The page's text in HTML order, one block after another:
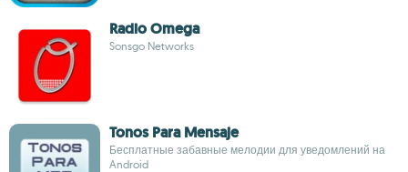
Radio Omega
Sonsgo Networks
Tonos Para Mensaje
Бесплатные забавные мелодии для уведомлений на
Android